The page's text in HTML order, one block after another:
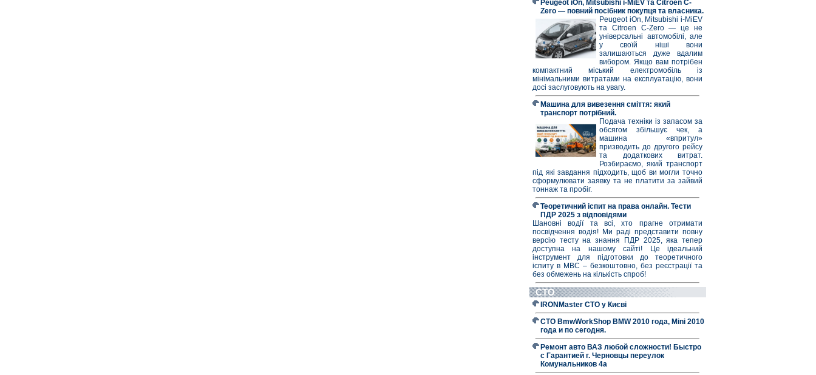
Peugeot iOn, Mitsubishi i-MiEV та Citroen C-
Zero — повний посібник покупця та власника.
Peugeot iOn, Mitsubishi i-MiEV
та Citroen C-Zero — це не
універсальні автомобілі, але
у своїй ніші вони
залишаються дуже вдалим
вибором. Якщо вам потрібен
компактний міський електромобіль із
мінімальними витратами на експлуатацію, вони
досі заслуговують на увагу.
Машина для вивезення сміття: який
транспорт потрібний.
Подача техніки із запасом за
обсягом збільшує чек, а
машина «впритул»
призводить до другого рейсу
та додаткових витрат.
Розбираємо, який транспорт
під які завдання підходить, щоб ви могли точно
сформулювати заявку та не платити за зайвий
тоннаж та пробіг.
Теоретичний іспит на права онлайн. Тести
ПДР 2025 з відповідями
Шановні водії та всі, хто прагне отримати
посвідчення водія! Ми раді представити повну
версію тесту на знання ПДР 2025, яка тепер
доступна на нашому сайті! Це ідеальний
інструмент для підготовки до теоретичного
іспиту в МВС – безкоштовно, без реєстрації та
без обмежень на кількість спроб!
СТО
IRONMaster СТО у Києві
СТО BmwWorkShop BMW 2010 года, Mini 2010
года и по сегодня.
Ремонт авто ВАЗ любой сложности! Быстро
с Гарантией г. Черновцы переулок
Комунальников 4а